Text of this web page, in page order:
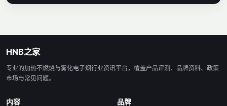
HNB之家
专业的加热不燃烧与雾化电子烟行业资讯平台，覆盖产品评测、品牌资料、政策
市场与常见问题。
内容 品牌